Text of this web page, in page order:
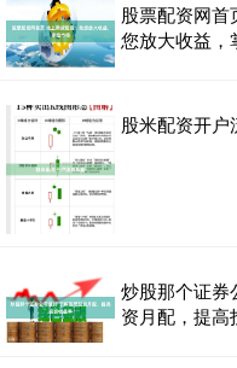
股票配资网首
您放大收益，
股米配资开户
炒股那个证券
资月配，提高